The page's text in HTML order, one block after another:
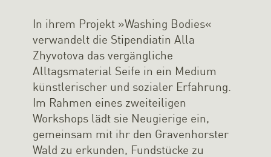
In ihrem Projekt »Washing Bodies«
verwandelt die Stipendiatin Alla
Zhyvotova das vergängliche
Alltagsmaterial Seife in ein Medium
künstlerischer und sozialer Erfahrung.
Im Rahmen eines zweiteiligen
Workshops lädt sie Neugierige ein,
gemeinsam mit ihr den Gravenhorster
Wald zu erkunden, Fundstücke zu